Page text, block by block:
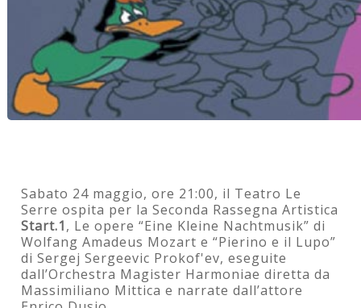
Sabato 24 maggio, ore 21:00, il Teatro Le
Serre ospita per la Seconda Rassegna Artistica
Start.1, Le opere “Eine Kleine Nachtmusik” di
Wolfang Amadeus Mozart e “Pierino e il Lupo”
di Sergej Sergeevic Prokof'ev, eseguite
dall’Orchestra Magister Harmoniae diretta da
Massimiliano Mittica e narrate dall’attore